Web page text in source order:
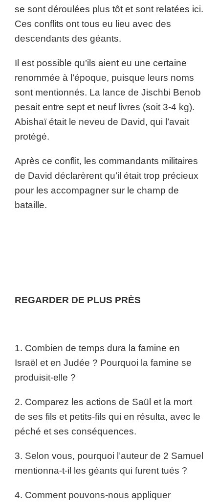
se sont déroulées plus tôt et sont relatées ici.
Ces conflits ont tous eu lieu avec des
descendants des géants.
Il est possible qu’ils aient eu une certaine
renommée à l’époque, puisque leurs noms
sont mentionnés. La lance de Jischbi Benob
pesait entre sept et neuf livres (soit 3-4 kg).
Abishaï était le neveu de David, qui l’avait
protégé.
Après ce conflit, les commandants militaires
de David déclarèrent qu’il était trop précieux
pour les accompagner sur le champ de
bataille.
REGARDER DE PLUS PRÈS
1. Combien de temps dura la famine en
Israël et en Judée ? Pourquoi la famine se
produisit-elle ?
2. Comparez les actions de Saül et la mort
de ses fils et petits-fils qui en résulta, avec le
péché et ses conséquences.
3. Selon vous, pourquoi l’auteur de 2 Samuel
mentionna-t-il les géants qui furent tués ?
4. Comment pouvons-nous appliquer